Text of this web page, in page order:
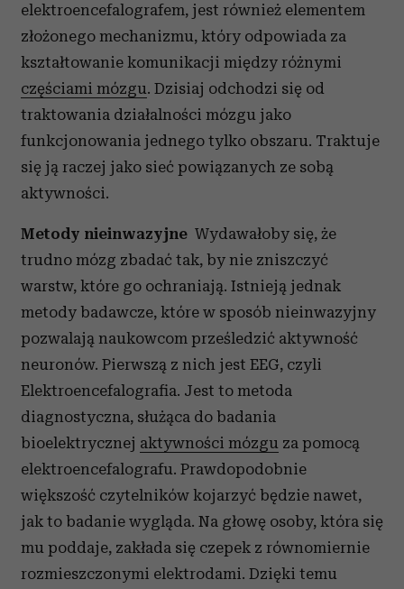
elektroencefalografem, jest również elementem
złożonego mechanizmu, który odpowiada za
kształtowanie komunikacji między różnymi
częściami mózgu. Dzisiaj odchodzi się od
traktowania działalności mózgu jako
funkcjonowania jednego tylko obszaru. Traktuje
się ją raczej jako sieć powiązanych ze sobą
aktywności.
Metody nieinwazyjne Wydawałoby się, że
trudno mózg zbadać tak, by nie zniszczyć
warstw, które go ochraniają. Istnieją jednak
metody badawcze, które w sposób nieinwazyjny
pozwalają naukowcom prześledzić aktywność
neuronów. Pierwszą z nich jest EEG, czyli
Elektroencefalografia. Jest to metoda
diagnostyczna, służąca do badania
bioelektrycznej aktywności mózgu za pomocą
elektroencefalografu. Prawdopodobnie
większość czytelników kojarzyć będzie nawet,
jak to badanie wygląda. Na głowę osoby, która się
mu poddaje, zakłada się czepek z równomiernie
rozmieszczonymi elektrodami. Dzięki temu